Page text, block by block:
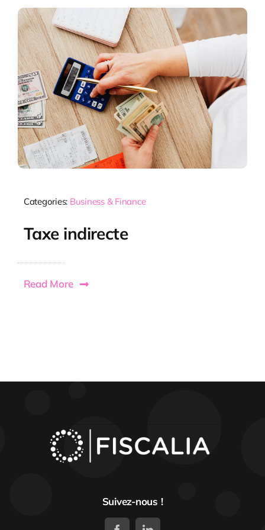
Categories: Business & Finance
Taxe indirecte
Read More
Suivez-nous !